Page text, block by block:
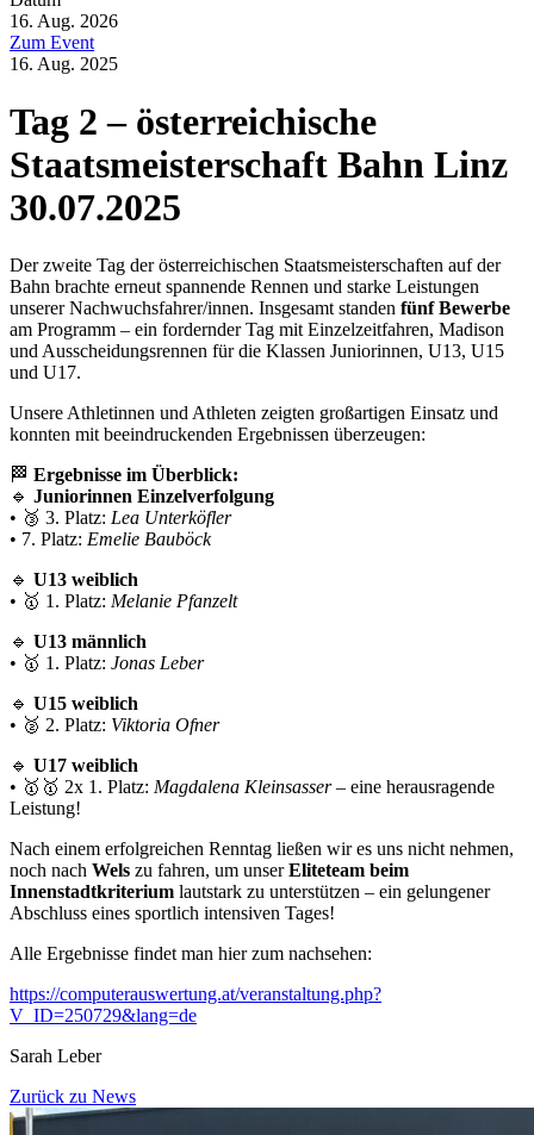
16. Aug. 2026
Zum Event
16. Aug. 2025
Tag 2 – österreichische
Staatsmeisterschaft Bahn Linz
30.07.2025
Der zweite Tag der österreichischen Staatsmeisterschaften auf der
Bahn brachte erneut spannende Rennen und starke Leistungen
unserer Nachwuchsfahrer/innen. Insgesamt standen fünf Bewerbe
am Programm – ein fordernder Tag mit Einzelzeitfahren, Madison
und Ausscheidungsrennen für die Klassen Juniorinnen, U13, U15
und U17.
Unsere Athletinnen und Athleten zeigten großartigen Einsatz und
konnten mit beeindruckenden Ergebnissen überzeugen:
🏁 Ergebnisse im Überblick:
🔹 Juniorinnen Einzelverfolgung
• 🥉 3. Platz: Lea Unterköfler
• 7. Platz: Emelie Bauböck
🔹 U13 weiblich
• 🥇 1. Platz: Melanie Pfanzelt
🔹 U13 männlich
• 🥇 1. Platz: Jonas Leber
🔹 U15 weiblich
• 🥈 2. Platz: Viktoria Ofner
🔹 U17 weiblich
• 🥇🥇 2x 1. Platz: Magdalena Kleinsasser– eine herausragende
Leistung!
Nach einem erfolgreichen Renntag ließen wir es uns nicht nehmen,
noch nach Wels zu fahren, um unserEliteteam beim
Innenstadtkriterium lautstark zu unterstützen – ein gelungener
Abschluss eines sportlich intensiven Tages!
Alle Ergebnisse findet man hier zum nachsehen:
https://computerauswertung.at/veranstaltung.php?
V_ID=250729&lang=de
Sarah Leber
Zurück zu News